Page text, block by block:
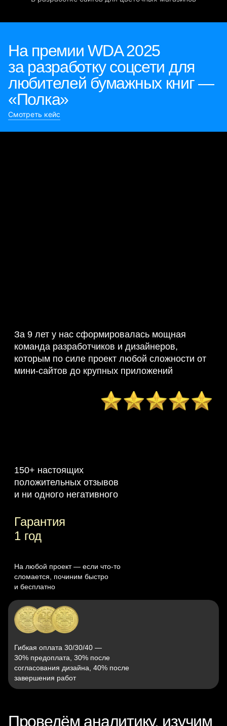
На премии WDA 2025
за разработку соцсети для
любителей бумажных книг —
«Полка»
Смотреть кейс
За 9 лет у нас сформировалась мощная
команда разработчиков и дизайнеров,
которым по силе проект любой сложности от
мини-сайтов до крупных приложений
150+ настоящих
положительных отзывов
и ни одного негативного
Гарантия
1 год
На любой проект — если что‑то
сломается, починим быстро
и бесплатно
Гибкая оплата 30/30/40 —
30% предоплата, 30% после
согласования дизайна, 40% после
завершения работ
Проведём аналитику, изучим